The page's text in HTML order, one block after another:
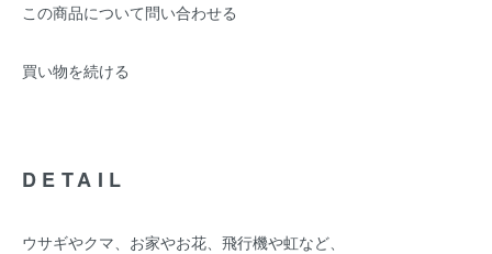
この商品について問い合わせる
買い物を続ける
DETAIL
ウサギやクマ、お家やお花、飛行機や虹など、